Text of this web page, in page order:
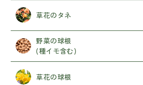
草花のタネ
野菜の球根
(種イモ含む)
草花の球根